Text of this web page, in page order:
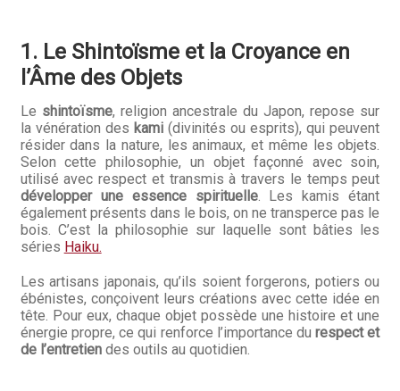
Mon Compte
Partenaires
Plan du site
Politique de confidentialité
Politique en matière de remboursements et de retours
Questions / Réponses
Questions-Réponses?
1. Le Shintoïsme et la Croyance en
l’Âme des Objets
Le shintoïsme, religion ancestrale du Japon, repose sur
la vénération des kami(divinités ou esprits), qui peuvent
résider dans la nature, les animaux, et même les objets.
Selon cette philosophie, un objet façonné avec soin,
utilisé avec respect et transmis à travers le temps peut
développer une essence spirituelle. Les kamis étant
également présents dans le bois, on ne transperce pas le
bois. C’est la philosophie sur laquelle sont bâties les
séries Haiku.
Les artisans japonais, qu’ils soient forgerons, potiers ou
ébénistes, conçoivent leurs créations avec cette idée en
tête. Pour eux, chaque objet possède une histoire et une
énergie propre, ce qui renforce l’importance durespect et
de l’entretien des outils au quotidien.